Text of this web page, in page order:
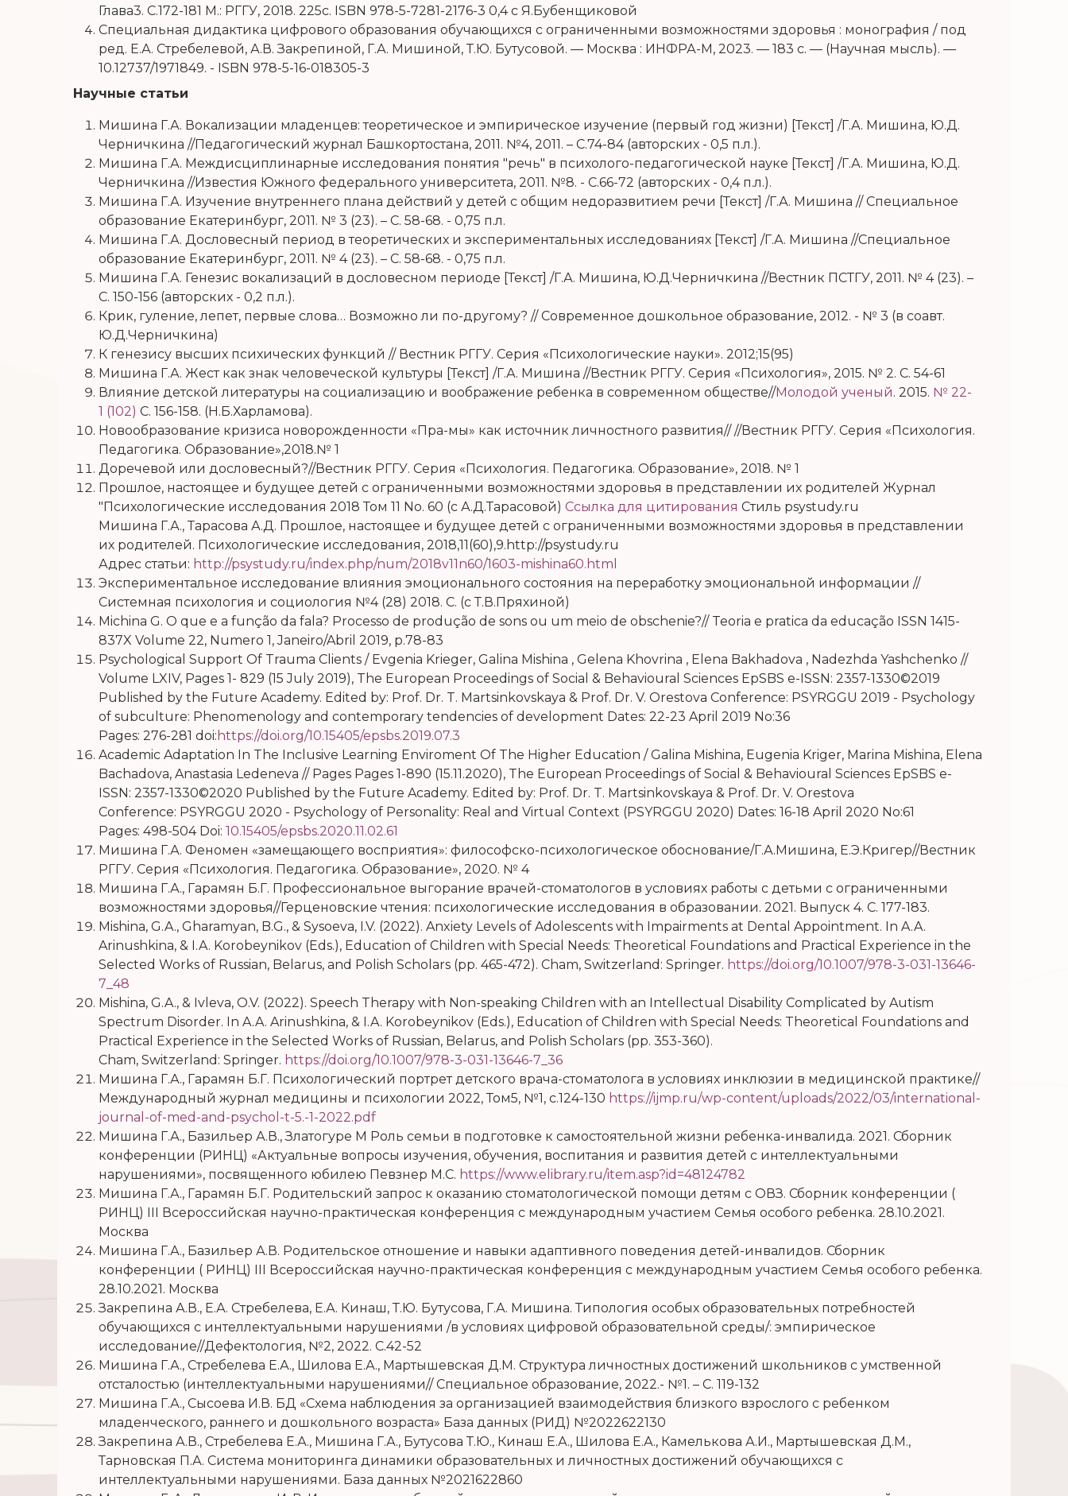
Глава3. С.172-181 М.: РГГУ, 2018. 225с. ISBN 978-5-7281-2176-3 0,4 с Я.Бубенщиковой
Специальная дидактика цифрового образования обучающихся с ограниченными возможностями здоровья : монография / под
ред. Е.А. Стребелевой, А.В. Закрепиной, Г.А. Мишиной, Т.Ю. Бутусовой. — Москва : ИНФРА-М, 2023. — 183 с. — (Научная мысль). —
10.12737/1971849. - ISBN 978-5-16-018305-3
Научные статьи
Мишина Г.А. Вокализации младенцев: теоретическое и эмпирическое изучение (первый год жизни) [Текст] /Г.А. Мишина, Ю.Д.
Черничкина //Педагогический журнал Башкортостана, 2011. №4, 2011. – С.74-84 (авторских - 0,5 п.л.).
Мишина Г.А. Междисциплинарные исследования понятия "речь" в психолого-педагогической науке [Текст] /Г.А. Мишина, Ю.Д.
Черничкина //Известия Южного федерального университета, 2011. №8. - С.66-72 (авторских - 0,4 п.л.).
Мишина Г.А. Изучение внутреннего плана действий у детей с общим недоразвитием речи [Текст] /Г.А. Мишина // Специальное
образование Екатеринбург, 2011. № 3 (23). – С. 58-68. - 0,75 п.л.
Мишина Г.А. Дословесный период в теоретических и экспериментальных исследованиях [Текст] /Г.А. Мишина //Специальное
образование Екатеринбург, 2011. № 4 (23). – С. 58-68. - 0,75 п.л.
Мишина Г.А. Генезис вокализаций в дословесном периоде [Текст] /Г.А. Мишина, Ю.Д.Черничкина //Вестник ПСТГУ, 2011. № 4 (23). –
С. 150-156 (авторских - 0,2 п.л.).
Крик, гуление, лепет, первые слова… Возможно ли по-другому? // Современное дошкольное образование, 2012. - № 3 (в соавт.
Ю.Д.Черничкина)
К генезису высших психических функций // Вестник РГГУ. Серия «Психологические науки». 2012;15(95)
Мишина Г.А. Жест как знак человеческой культуры [Текст] /Г.А. Мишина //Вестник РГГУ. Серия «Психология», 2015. № 2. С. 54-61
Влияние детской литературы на социализацию и воображение ребенка в современном обществе//Молодой ученый. 2015. № 22-
1 (102) С. 156-158. (Н.Б.Харламова).
Новообразование кризиса новорожденности «Пра-мы» как источник личностного развития// //Вестник РГГУ. Серия «Психология.
Педагогика. Образование»,2018.№ 1
Доречевой или дословесный?//Вестник РГГУ. Серия «Психология. Педагогика. Образование», 2018. № 1
Прошлое, настоящее и будущее детей с ограниченными возможностями здоровья в представлении их родителей Журнал
"Психологические исследования 2018 Том 11 No. 60 (с А.Д.Тарасовой) Ссылка для цитирования Стиль psystudy.ru
Мишина Г.А., Тарасова А.Д. Прошлое, настоящее и будущее детей с ограниченными возможностями здоровья в представлении
их родителей. Психологические исследования, 2018,11(60),9.http://psystudy.ru
Адрес статьи: http://psystudy.ru/index.php/num/2018v11n60/1603-mishina60.html
Экспериментальное исследование влияния эмоционального состояния на переработку эмоциональной информации //
Системная психология и социология №4 (28) 2018. С. (c Т.В.Пряхиной)
Michina G. O que e a função da fala? Processo de produção de sons ou um meio de obschenie?// Teoria e pratica da educação ISSN 1415-
837X Volume 22, Numero 1, Janeiro/Abril 2019, p.78-83
Psychological Support Of Trauma Clients /Evgenia Krieger, Galina Mishina , Gelena Khovrina , Elena Bakhadova , Nadezhda Yashchenko //
Volume LXIV, Pages 1- 829 (15 July 2019), The European Proceedings of Social & Behavioural Sciences EpSBS e-ISSN: 2357-1330©2019
Published by the Future Academy. Edited by: Prof. Dr. T. Martsinkovskaya & Prof. Dr. V. Orestova Conference: PSYRGGU 2019 - Psychology
of subculture: Phenomenology and contemporary tendencies of development Dates: 22-23 April 2019 No:36
Pages: 276-281 doi: https://doi.org/10.15405/epsbs.2019.07.3
Academic Adaptation In The Inclusive Learning Enviroment Of The Higher Education / Galina Mishina, Eugenia Kriger, Marina Mishina, Elena
Bachadova, Anastasia Ledeneva // Pages Pages 1-890 (15.11.2020), The European Proceedings of Social & Behavioural Sciences EpSBS e-
ISSN: 2357-1330©2020 Published by the Future Academy. Edited by: Prof. Dr. T. Martsinkovskaya & Prof. Dr. V. Orestova
Conference: PSYRGGU 2020 - Psychology of Personality: Real and Virtual Context (PSYRGGU 2020) Dates: 16-18 April 2020 No:61
Pages: 498-504 Doi: 10.15405/epsbs.2020.11.02.61
Мишина Г.А. Феномен «замещающего восприятия»: философско-психологическое обоснование/Г.А.Мишина, Е.Э.Кригер//Вестник
РГГУ. Серия «Психология. Педагогика. Образование», 2020. № 4
Мишина Г.А., Гарамян Б.Г. Профессиональное выгорание врачей-стоматологов в условиях работы с детьми с ограниченными
возможностями здоровья//Герценовские чтения: психологические исследования в образовании. 2021. Выпуск 4. С. 177-183.
Mishina, G.A., Gharamyan, B.G., & Sysoeva, I.V. (2022). Anxiety Levels of Adolescents with Impairments at Dental Appointment. In A.A.
Arinushkina, & I.A. Korobeynikov (Eds.), Education of Children with Special Needs: Theoretical Foundations and Practical Experience in the
Selected Works of Russian, Belarus, and Polish Scholars (pp. 465-472). Cham, Switzerland : Springer. https://doi.org/10.1007/978-3-031-13646-
7_48
Mishina, G.A., & Ivleva, O.V. (2022). Speech Therapy with Non-speaking Children with an Intellectual Disability Complicated by Autism
Spectrum Disorder. In A.A. Arinushkina, & I.A. Korobeynikov (Eds.), Education of Children with Special Needs: Theoretical Foundations and
Practical Experience in the Selected Works of Russian, Belarus, and Polish Scholars (pp. 353-360).
Cham, Switzerland : Springer. https://doi.org/10.1007/978-3-031-13646-7_36
Мишина Г.А., Гарамян Б.Г. Психологический портрет детского врача-стоматолога в условиях инклюзии в медицинской практике//
Международный журнал медицины и психологии 2022, Том5, №1, с.124-130 https://ijmp.ru/wp-content/uploads/2022/03/international-
journal-of-med-and-psychol-t-5.-1-2022.pdf
Мишина Г.А., Базильер А.В., Златогуре М Роль семьи в подготовке к самостоятельной жизни ребенка-инвалида. 2021. Сборник
конференции (РИНЦ) «Актуальные вопросы изучения, обучения, воспитания и развития детей с интеллектуальными
нарушениями», посвященного юбилею Певзнер М.С. https://www.elibrary.ru/item.asp?id=48124782
Мишина Г.А., Гарамян Б.Г. Родительский запрос к оказанию стоматологической помощи детям с ОВЗ. Сборник конференции (
РИНЦ) III Всероссийская научно-практическая конференция с международным участием Семья особого ребенка. 28.10.2021.
Москва
Мишина Г.А., Базильер А.В. Родительское отношение и навыки адаптивного поведения детей-инвалидов. Сборник
конференции ( РИНЦ) III Всероссийская научно-практическая конференция с международным участием Семья особого ребенка.
28.10.2021. Москва
Закрепина А.В., Е.А. Стребелева, Е.А. Кинаш, Т.Ю. Бутусова, Г.А. Мишина. Типология особых образовательных потребностей
обучающихся с интеллектуальными нарушениями /в условиях цифровой образовательной среды/: эмпирическое
исследование//Дефектология, №2, 2022. С.42-52
Мишина Г.А., Стребелева Е.А., Шилова Е.А., Мартышевская Д.М. Структура личностных достижений школьников с умственной
отсталостью (интеллектуальными нарушениями//Специальное образование, 2022.- №1. – С. 119-132
Мишина Г.А., Сысоева И.В. БД «Схема наблюдения за организацией взаимодействия близкого взрослого с ребенком
младенческого, раннего и дошкольного возраста» База данных (РИД) №2022622130
Закрепина А.В., Стребелева Е.А., Мишина Г.А., Бутусова Т.Ю., Кинаш Е.А., Шилова Е.А., Камелькова А.И., Мартышевская Д.М.,
Тарновская П.А. Система мониторинга динамики образовательных и личностных достижений обучающихся с
интеллектуальными нарушениями. База данных №2021622860